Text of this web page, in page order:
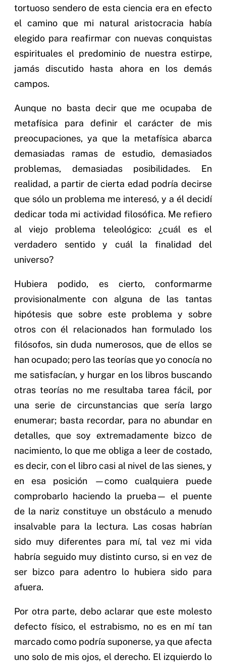
tortuoso sendero de esta ciencia era en efecto
el camino que mi natural aristocracia había
elegido para reafirmar con nuevas conquistas
espirituales el predominio de nuestra estirpe,
jamás discutido hasta ahora en los demás
campos.
Aunque no basta decir que me ocupaba de
metafísica para definir el carácter de mis
preocupaciones, ya que la metafísica abarca
demasiadas ramas de estudio, demasiados
problemas, demasiadas posibilidades. En
realidad, a partir de cierta edad podría decirse
que sólo un problema me interesó, y a él decidí
dedicar toda mi actividad filosófica. Me refiero
al viejo problema teleológico: ¿cuál es el
verdadero sentido y cuál la finalidad del
universo?
Hubiera podido, es cierto, conformarme
provisionalmente con alguna de las tantas
hipótesis que sobre este problema y sobre
otros con él relacionados han formulado los
filósofos, sin duda numerosos, que de ellos se
han ocupado; pero las teorías que yo conocía no
me satisfacían, y hurgar en los libros buscando
otras teorías no me resultaba tarea fácil, por
una serie de circunstancias que sería largo
enumerar; basta recordar, para no abundar en
detalles, que soy extremadamente bizco de
nacimiento, lo que me obliga a leer de costado,
es decir, con el libro casi al nivel de las sienes, y
en esa posición —como cualquiera puede
comprobarlo haciendo la prueba— el puente
de la nariz constituye un obstáculo a menudo
insalvable para la lectura. Las cosas habrían
sido muy diferentes para mí, tal vez mi vida
habría seguido muy distinto curso, si en vez de
ser bizco para adentro lo hubiera sido para
afuera.
Por otra parte, debo aclarar que este molesto
defecto físico, el estrabismo, no es en mí tan
marcado como podría suponerse, ya que afecta
uno solo de mis ojos, el derecho. El izquierdo lo